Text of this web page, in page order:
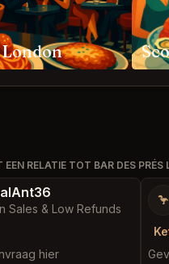
EEN RELATIE TOT BAR DES PRÉS
Sales & Low Refunds
hier
🦩